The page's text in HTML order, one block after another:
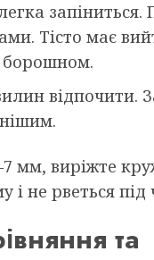
запіниться.
Тісто має
борошном.
відпочити.
мм, виріжте
не рветься під
та